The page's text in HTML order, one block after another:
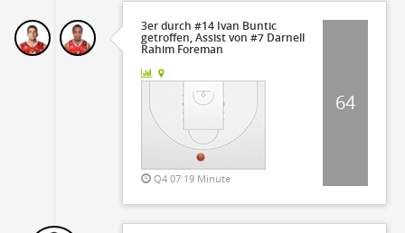
3er durch #14 Ivan Buntic
getroffen, Assist von #7 Darnell
Rahim Foreman
Q4 07:19 Minute
64